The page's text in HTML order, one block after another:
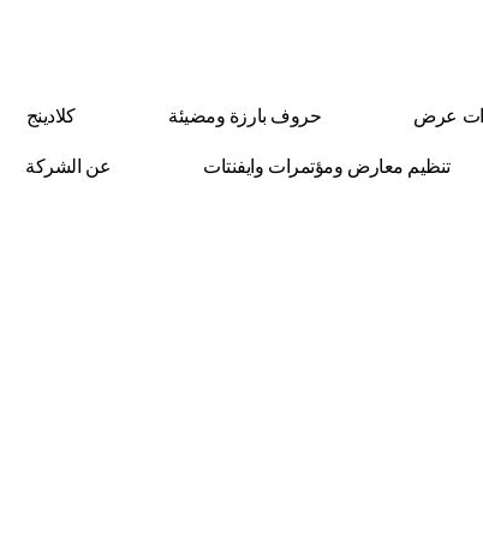
كلادينج حروف بارزة ومضيئة عرض
عن الشركة تنظيم معارض ومؤتمرات وايفنتات